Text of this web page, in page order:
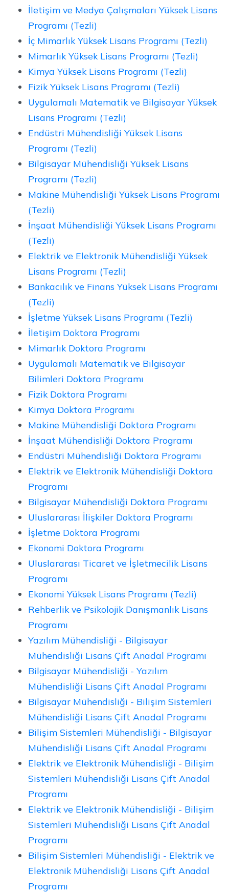
İletişim ve Medya Çalışmaları Yüksek Lisans
Programı (Tezli)
İç Mimarlık Yüksek Lisans Programı (Tezli)
Mimarlık Yüksek Lisans Programı (Tezli)
Kimya Yüksek Lisans Programı (Tezli)
Fizik Yüksek Lisans Programı (Tezli)
Uygulamalı Matematik ve Bilgisayar Yüksek
Lisans Programı (Tezli)
Endüstri Mühendisliği Yüksek Lisans
Programı (Tezli)
Bilgisayar Mühendisliği Yüksek Lisans
Programı (Tezli)
Makine Mühendisliği Yüksek Lisans Programı
(Tezli)
İnşaat Mühendisliği Yüksek Lisans Programı
(Tezli)
Elektrik ve Elektronik Mühendisliği Yüksek
Lisans Programı (Tezli)
Bankacılık ve Finans Yüksek Lisans Programı
(Tezli)
İşletme Yüksek Lisans Programı (Tezli)
İletişim Doktora Programı
Mimarlık Doktora Programı
Uygulamalı Matematik ve Bilgisayar
Bilimleri Doktora Programı
Fizik Doktora Programı
Kimya Doktora Programı
Makine Mühendisliği Doktora Programı
İnşaat Mühendisliği Doktora Programı
Endüstri Mühendisliği Doktora Programı
Elektrik ve Elektronik Mühendisliği Doktora
Programı
Bilgisayar Mühendisliği Doktora Programı
Uluslararası İlişkiler Doktora Programı
İşletme Doktora Programı
Ekonomi Doktora Programı
Uluslararası Ticaret ve İşletmecilik Lisans
Programı
Ekonomi Yüksek Lisans Programı (Tezli)
Rehberlik ve Psikolojik Danışmanlık Lisans
Programı
Yazılım Mühendisliği - Bilgisayar
Mühendisliği Lisans Çift Anadal Programı
Bilgisayar Mühendisliği - Yazılım
Mühendisliği Lisans Çift Anadal Programı
Bilgisayar Mühendisliği - Bilişim Sistemleri
Mühendisliği Lisans Çift Anadal Programı
Bilişim Sistemleri Mühendisliği - Bilgisayar
Mühendisliği Lisans Çift Anadal Programı
Elektrik ve Elektronik Mühendisliği - Bilişim
Sistemleri Mühendisliği Lisans Çift Anadal
Programı
Elektrik ve Elektronik Mühendisliği - Bilişim
Sistemleri Mühendisliği Lisans Çift Anadal
Programı
Bilişim Sistemleri Mühendisliği - Elektrik ve
Elektronik Mühendisliği Lisans Çift Anadal
Programı